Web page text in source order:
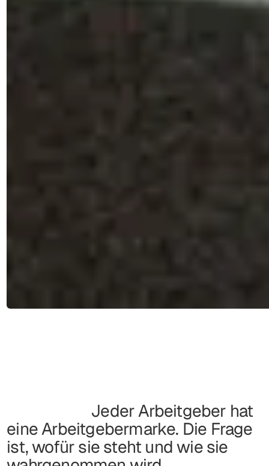
Jeder Arbeitgeber hat
eine Arbeitgebermarke. Die Frage
ist, wofür sie steht und wie sie